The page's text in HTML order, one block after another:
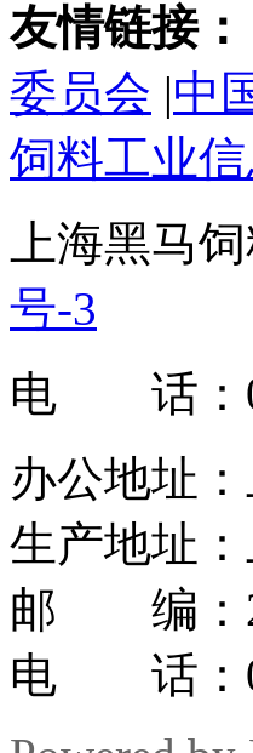
友情链接：
委员会 |中
饲料工业信
上海黑马
号-3
电 话：
办公地址
生产地址
邮 编：
电 话：